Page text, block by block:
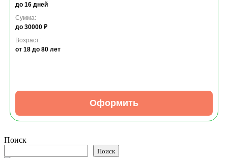
до 16 дней
Сумма:
до 30000 ₽
Возраст:
от 18 до 80 лет
Оформить
Поиск
Поиск